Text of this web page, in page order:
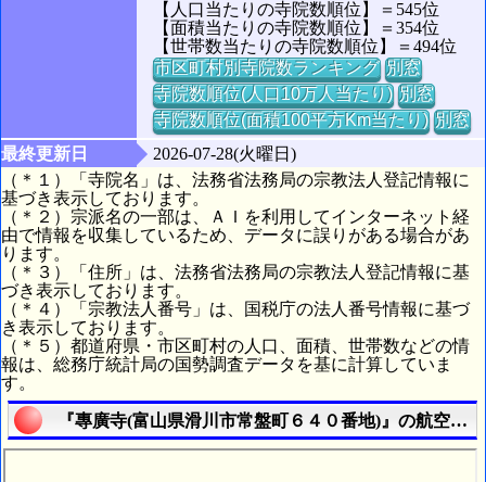
【人口当たりの寺院数順位】＝545位
【面積当たりの寺院数順位】＝354位
【世帯数当たりの寺院数順位】＝494位
市区町村別寺院数ランキング 別窓
寺院数順位(人口10万人当たり) 別窓
寺院数順位(面積100平方Km当たり) 別窓
最終更新日
2026-07-28(火曜日)
（＊１）「寺院名」は、法務省法務局の宗教法人登記情報に
基づき表示しております。
（＊２）宗派名の一部は、ＡＩを利用してインターネット経
由で情報を収集しているため、データに誤りがある場合があ
ります。
（＊３）「住所」は、法務省法務局の宗教法人登記情報に基
づき表示しております。
（＊４）「宗教法人番号」は、国税庁の法人番号情報に基づ
き表示しております。
（＊５）都道府県・市区町村の人口、面積、世帯数などの情
報は、総務庁統計局の国勢調査データを基に計算していま
す。
『專廣寺(富山県滑川市常盤町６４０番地)』の航空写真